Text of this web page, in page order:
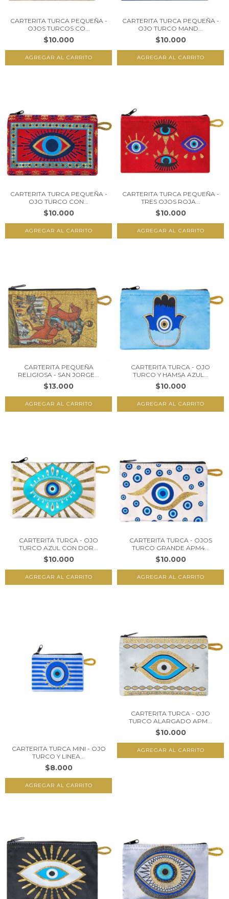
CARTERITA TURCA PEQUEÑA -
OJOS TURCOS CO...
$10.000
CARTERITA TURCA PEQUEÑA -
OJO TURCO MAND...
$10.000
CARTERITA TURCA PEQUEÑA -
OJO TURCO CON...
$10.000
CARTERITA TURCA PEQUEÑA -
TRES OJOS ROJA...
$10.000
CARTERITA PEQUEÑA
RELIGIOSA - SAN JORGE...
$13.000
CARTERITA TURCA - OJO
TURCO Y HAMSA AZUL...
$10.000
CARTERITA TURCA - OJO
TURCO AZUL CON DOR...
$10.000
CARTERITA TURCA - OJOS
TURCO GRANDE APM4...
$10.000
CARTERITA TURCA MINI - OJO
TURCO Y LINEA...
$8.000
CARTERITA TURCA - OJO
TURCO ALARGADO APM...
$10.000